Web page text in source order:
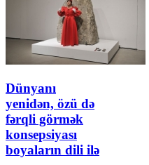
Dünyanı
yenidən, özü də
fərqli görmək
konsepsiyası
boyaların dili ilə